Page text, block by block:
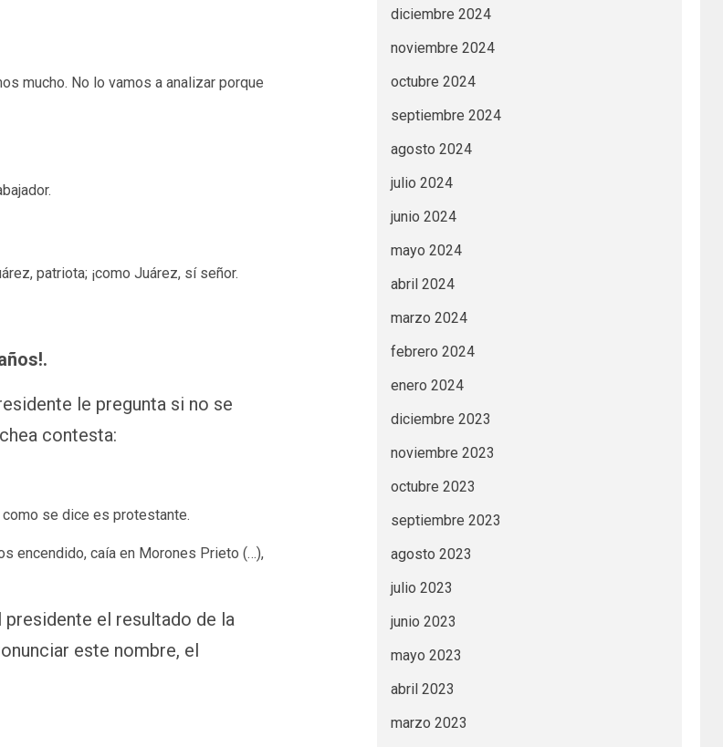
mucho. No lo vamos a analizar porque
patriota; ¡como Juárez, sí señor.
le pregunta si no se
contesta:
se dice es protestante.
encendido, caía en Morones Prieto (…),
presidente el resultado de la
este nombre, el
diciembre 2024
noviembre 2024
octubre 2024
septiembre 2024
agosto 2024
julio 2024
junio 2024
mayo 2024
abril 2024
marzo 2024
febrero 2024
enero 2024
diciembre 2023
noviembre 2023
octubre 2023
septiembre 2023
agosto 2023
julio 2023
junio 2023
mayo 2023
abril 2023
marzo 2023